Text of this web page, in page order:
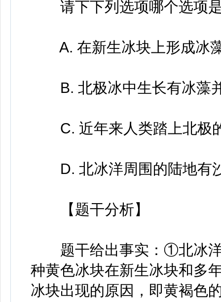
请下下列选项哪个选项是
A. 在新生冰块上形成冰
B. 北极冰中生长有冰藻
C. 近年来人类踏上北极
D. 北冰洋周围的陆地有
【题干分析】
题干给出事实：①北冰洋
种黄色冰块在新生冰块和多
冰块出现的原因，即黄褐色